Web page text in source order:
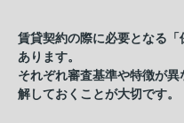
賃貸契約の際に必要となる
あります。
それぞれ審査基準や特徴が
解しておくことが大切です。